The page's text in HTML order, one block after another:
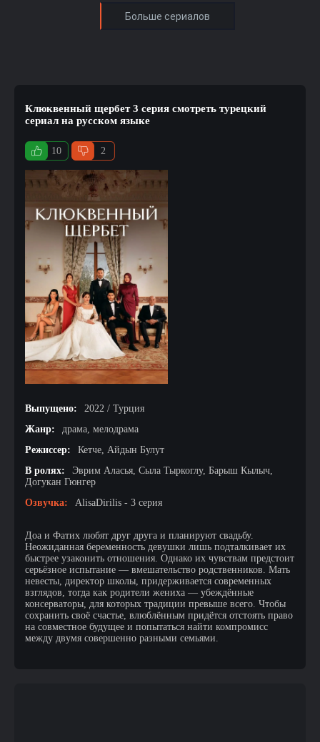
Клюквенный щербет 3 серия смотреть турецкий
сериал на русском языке
10 2
Выпущено:
2022 / Турция
Жанр:
драма, мелодрама
Режиссер:
Кетче, Айдын Булут
В ролях:
Эврим Аласья, Сыла Тыркоглу, Барыш Кылыч,
Догукан Гюнгер
Озвучка:
AlisaDirilis - 3 серия
Доа и Фатих любят друг друга и планируют свадьбу.
Неожиданная беременность девушки лишь подталкивает их
быстрее узаконить отношения. Однако их чувствам предстоит
серьёзное испытание — вмешательство родственников. Мать
невесты, директор школы, придерживается современных
взглядов, тогда как родители жениха — убеждённые
консерваторы, для которых традиции превыше всего. Чтобы
сохранить своё счастье, влюблённым придётся отстоять право
на совместное будущее и попытаться найти компромисс
между двумя совершенно разными семьями.